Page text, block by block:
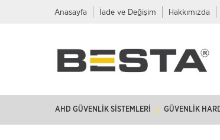
Anasayfa İade ve Değişim Hakkımızda
AHD GÜVENLIK SISTEMLERI GÜVENLIK